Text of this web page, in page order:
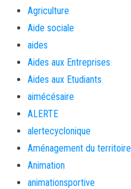
Agriculture
Aide sociale
aides
Aides aux Entreprises
Aides aux Etudiants
aimécésaire
ALERTE
alertecyclonique
Aménagement du territoire
Animation
animationsportive